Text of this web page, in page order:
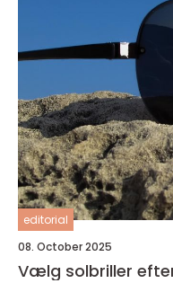
editorial
08. October 2025
Vælg solbriller